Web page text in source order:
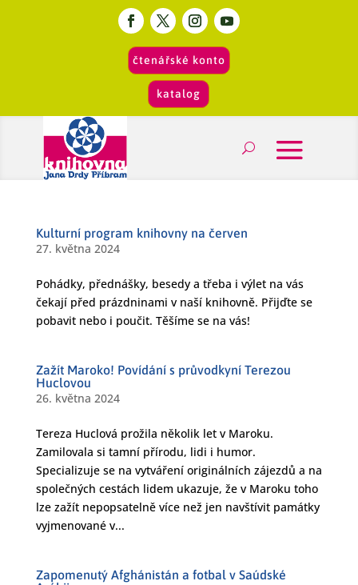
čtenářské konto
katalog
Kulturní program knihovny na červen
27. května 2024
Pohádky, přednášky, besedy a třeba i výlet na vás
čekají před prázdninami v naší knihovně. Přijďte se
pobavit nebo i poučit. Těšíme se na vás!
Zažít Maroko! Povídání s průvodkyní Terezou
Huclovou
26. května 2024
Tereza Huclová prožila několik let v Maroku.
Zamilovala si tamní přírodu, lidi i humor.
Specializuje se na vytváření originálních zájezdů a na
společných cestách lidem ukazuje, že v Maroku toho
lze zažít nepopsatelně více než jen navštívit památky
vyjmenované v...
Zapomenutý Afghánistán a fotbal v Saúdské